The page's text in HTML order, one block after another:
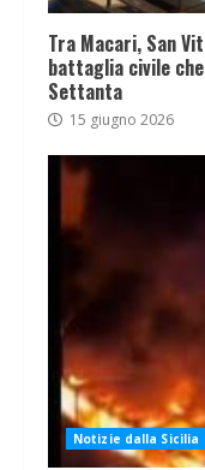
Tra Macari, San
battaglia civile
Settanta
15 giugno 2026
Notizie dalla Sicilia